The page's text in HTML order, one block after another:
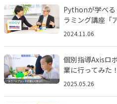
Pythonが学べる
ラミング講座「
2024.11.06
個別指導Axisロ
業に行ってみた！
2025.05.26